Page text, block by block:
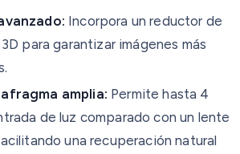
Incorpora un reductor de
para garantizar imágenes más
amplia: Permite hasta 4
de luz comparado con un lente
una recuperación natural